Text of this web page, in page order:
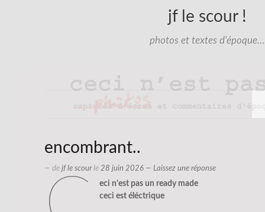
jf le scour !
photos et textes d'époque…
encombrant..
— de jf le scourle 28 juin 2026 — Laissez une réponse
eci n’est pas un ready made
ceci est éléctrique